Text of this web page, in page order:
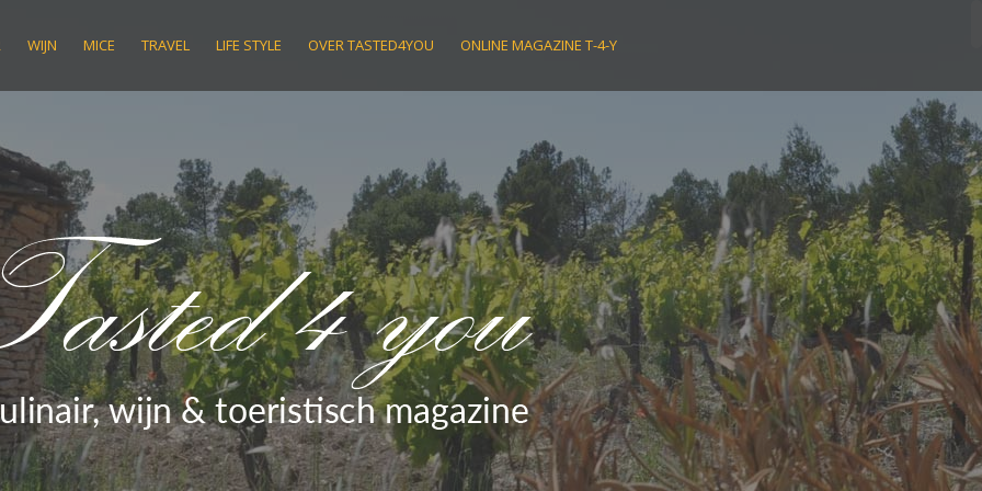
WIJN MICE TRAVEL LIFE STYLE OVER TASTED4YOU ONLINE MAGAZINE T-4-Y